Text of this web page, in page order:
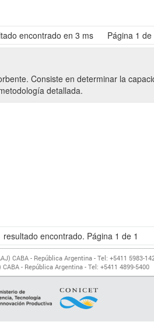
encontrado en 3 ms Página 1 de
Consiste en determinar la
detallada.
resultado encontrado. Página 1 de 1
CABA - República Argentina - Tel: +5411 5983-
- República Argentina - Tel: +5411 4899-5400